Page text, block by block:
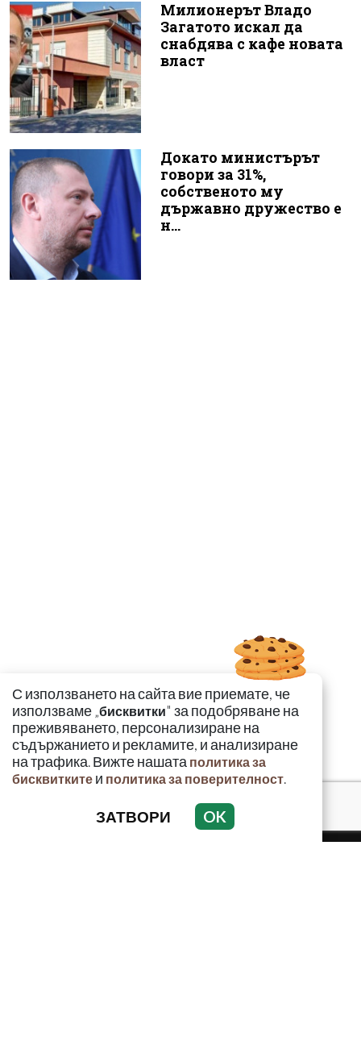
Милионерът Владо
Загатото искал да
снабдява с кафе новата
власт
Докато министърът
говори за 31%,
собственото му
държавно дружество е
н...
С използването на сайта вие приемате, че
използваме „бисквитки" за подобряване на
преживяването, персонализиране на
съдържанието и рекламите, и анализиране
на трафика. Вижте нашата политика за
бисквитките и политика за поверителност.
ЗАТВОРИ OK